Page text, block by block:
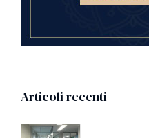
Articoli recenti